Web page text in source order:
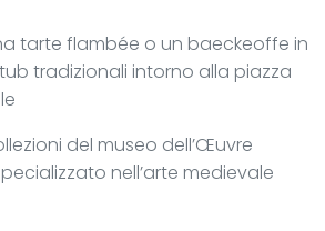
tarte flambée o un baeckeoffe in
tradizionali intorno alla piazza
del museo dell’Œuvre
nell’arte medievale